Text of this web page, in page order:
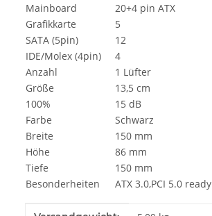
Mainboard
20+4 pin ATX
Grafikkarte
5
SATA (5pin)
12
IDE/Molex (4pin)
4
Anzahl
1 Lüfter
Größe
13,5 cm
100%
15 dB
Farbe
Schwarz
Breite
150 mm
Höhe
86 mm
Tiefe
150 mm
Besonderheiten
ATX 3.0,PCI 5.0 ready